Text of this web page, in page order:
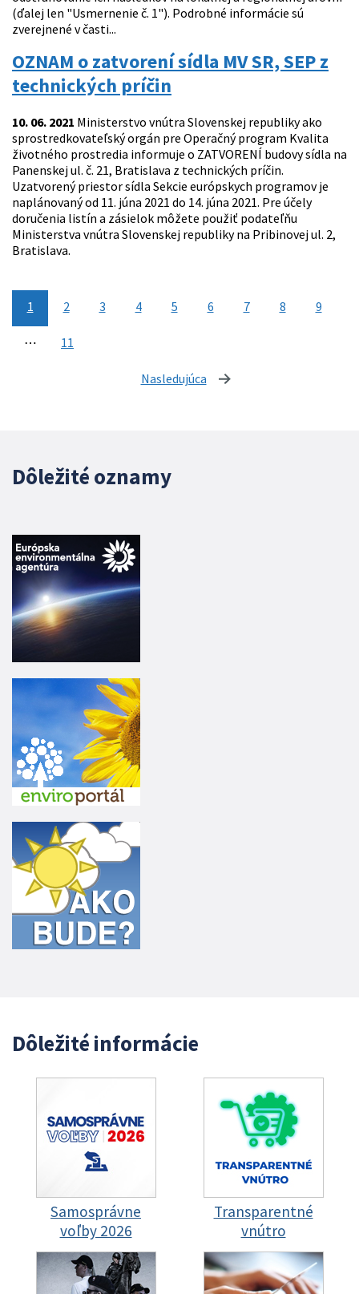
(ďalej len "Usmernenie č. 1"). Podrobné informácie sú
zverejnené v časti...
OZNAM o zatvorení sídla MV SR, SEP z
technických príčin
10. 06. 2021 Ministerstvo vnútra Slovenskej republiky ako
sprostredkovateľský orgán pre Operačný program Kvalita
životného prostredia informuje o ZATVORENÍ budovy sídla na
Panenskej ul. č. 21, Bratislava z technických príčin.
Uzatvorený priestor sídla Sekcie európskych programov je
naplánovaný od 11. júna 2021 do 14. júna 2021. Pre účely
doručenia listín a zásielok môžete použiť podateľňu
Ministerstva vnútra Slovenskej republiky na Pribinovej ul. 2,
Bratislava.
1 2 3 4 5 6 7 8 9
⋯ 11
Nasledujúca stránka
Dôležité oznamy
Dôležité informácie
Samosprávne
voľby 2026
Transparentné
vnútro